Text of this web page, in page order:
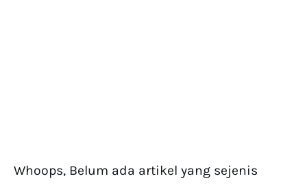
Whoops, Belum ada artikel yang sejenis